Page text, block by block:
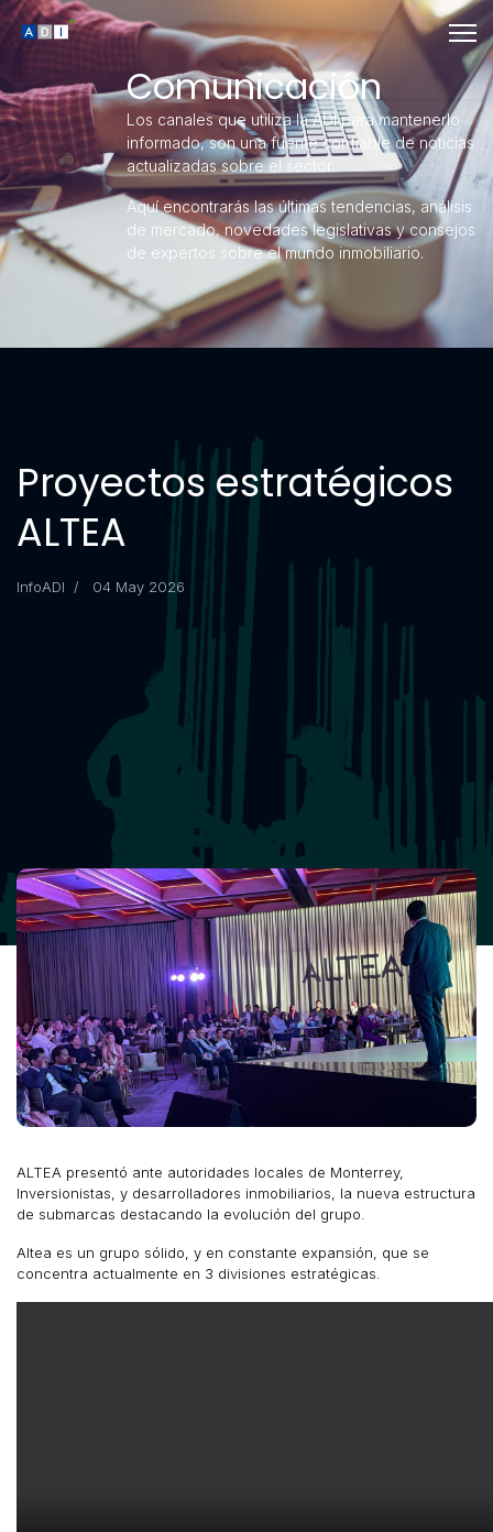
Comunicación
Los canales que utiliza la ADI para mantenerlo
informado, son una fuente confiable de noticias
actualizadas sobre el sector.
Aquí encontrarás las últimas tendencias, análisis
de mercado, novedades legislativas y consejos
de expertos sobre el mundo inmobiliario.
Proyectos estratégicos
ALTEA
InfoADI 04 May 2026
ALTEA presentó ante autoridades locales de Monterrey,
Inversionistas, y desarrolladores inmobiliarios, la nueva estructura
de submarcas destacando la evolución del grupo.
Altea es un grupo sólido, y en constante expansión, que se
concentra actualmente en 3 divisiones estratégicas.